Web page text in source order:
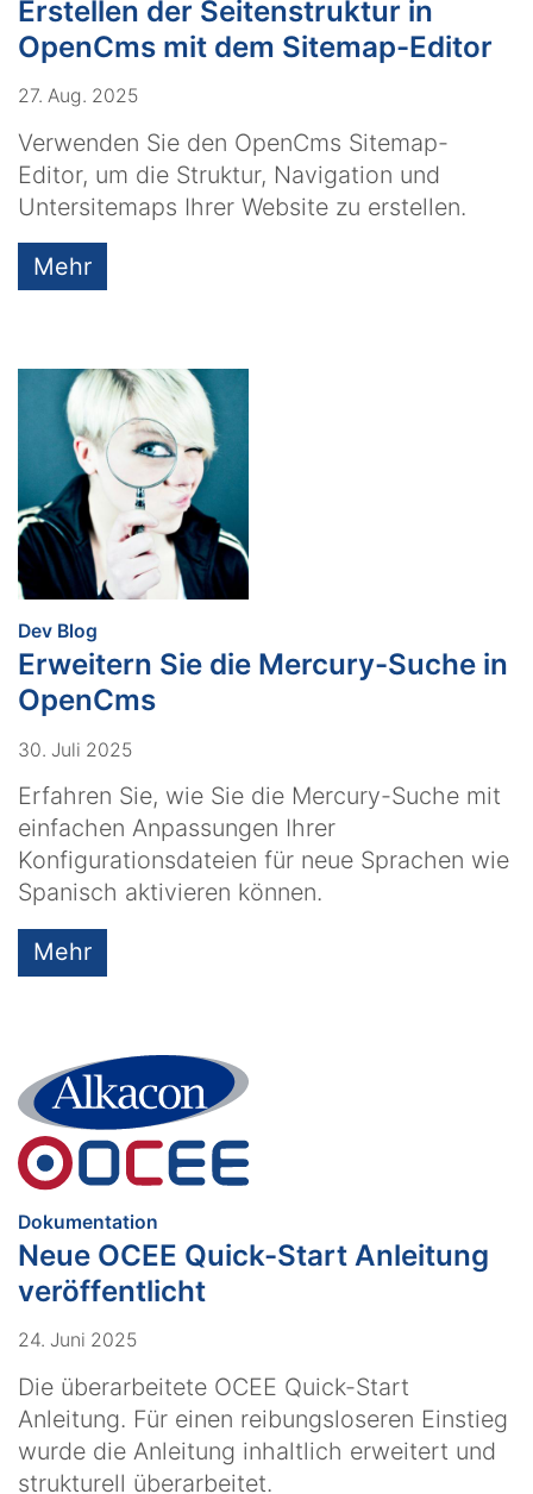
Erstellen der Seitenstruktur in
OpenCms mit dem Sitemap-Editor
27. Aug. 2025
Verwenden Sie den OpenCms Sitemap-
Editor, um die Struktur, Navigation und
Untersitemaps Ihrer Website zu erstellen.
Mehr
Dev Blog
Erweitern Sie die Mercury-Suche in
OpenCms
30. Juli 2025
Erfahren Sie, wie Sie die Mercury-Suche mit
einfachen Anpassungen Ihrer
Konfigurationsdateien für neue Sprachen wie
Spanisch aktivieren können.
Mehr
Dokumentation
Neue OCEE Quick-Start Anleitung
veröffentlicht
24. Juni 2025
Die überarbeitete OCEE Quick-Start
Anleitung. Für einen reibungsloseren Einstieg
wurde die Anleitung inhaltlich erweitert und
strukturell überarbeitet.